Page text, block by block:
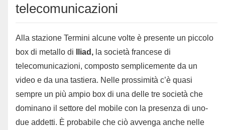
telecomunicazioni
Alla stazione Termini alcune volte è presente un piccolo
box di metallo di
Iliad, la società francese di
telecomunicazioni, composto semplicemente da un
video e da una tastiera. Nelle prossimità c’è quasi
sempre un più ampio box di una delle tre società che
dominano il settore del mobile con la presenza di uno-
due addetti. È probabile che ciò avvenga anche nelle